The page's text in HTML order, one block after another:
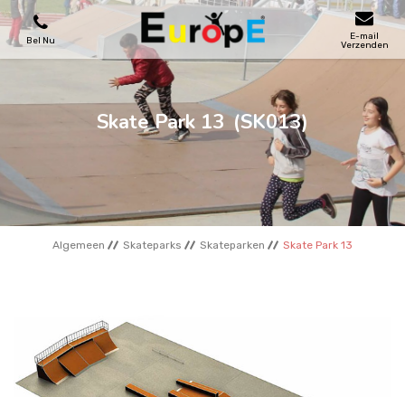
Bel Nu
E-mail
Verzenden
SPEELTOESTELLEN
HOUTEN HUIZENS
STADSMEUBILAIRS
REFERENTIES
Skate Park 13 (SK013)
Algemeen Skateparks Skateparken Skate Park 13